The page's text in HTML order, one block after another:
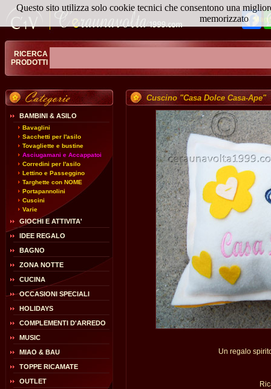
RICERCA
PRODOTTI
BAMBINI & ASILO
Bavaglini
Sacchetti per l'asilo
Tovagliette e bustine
Asciugamani e Accappatoi
Corredini per l'asilo
Lettino e Passeggino
Targhette con NOME
Portapannolini
Cuscini
Varie
GIOCHI E ATTIVITA'
IDEE REGALO
BAGNO
ZONA NOTTE
CUCINA
OCCASIONI SPECIALI
HOLIDAYS
COMPLEMENTI D'ARREDO
MUSIC
MIAO & BAU
TOPPE RICAMATE
OUTLET
Cuscino "Casa Dolce Casa-Ape"
Un regalo
Questo sito utilizza solo cookie tecnici che consentono una
memorizzato